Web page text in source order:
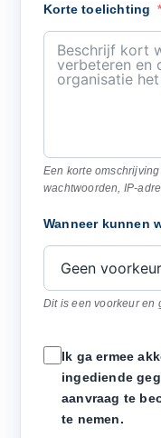
Korte toelichting
Een korte
wachtwoorden, IP-
Wanneer kunnen
Dit is een voorkeur en
Ik ga ermee
ingediende
aanvraag te
te nemen.